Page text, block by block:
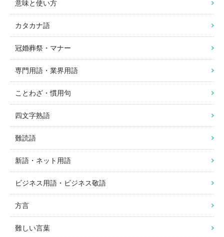
意味と使い方
カタカナ語
冠婚葬祭・マナー
専門用語・業界用語
ことわざ・慣用句
四文字熟語
難読語
新語・ネット用語
ビジネス用語・ビジネス敬語
方言
難しい言葉